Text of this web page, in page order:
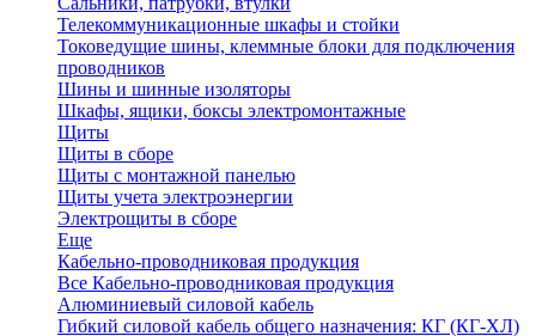
Телекоммуникационные шкафы и стойки
Токоведущие шины, клеммные блоки для подключения
проводников
Шины и шинные изоляторы
Шкафы, ящики, боксы электромонтажные
Щиты
Щиты в сборе
Щиты с монтажной панелью
Щиты учета электроэнергии
Электрощиты в сборе
Еще
Кабельно-проводниковая продукция
Все Кабельно-проводниковая продукция
Алюминиевый силовой кабель
Гибкий силовой кабель общего назначения: КГ (КГ-ХЛ)